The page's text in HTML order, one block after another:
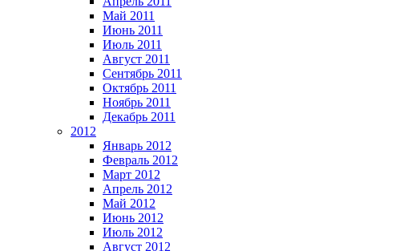
Май 2011
Июнь 2011
Июль 2011
Август 2011
Сентябрь 2011
Октябрь 2011
Ноябрь 2011
Декабрь 2011
2012
Январь 2012
Февраль 2012
Март 2012
Апрель 2012
Май 2012
Июнь 2012
Июль 2012
Август 2012